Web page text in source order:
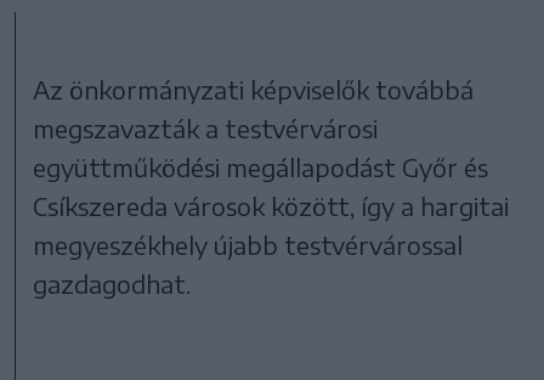
Az önkormányzati képviselők továbbá
megszavazták a testvérvárosi
együttműködési megállapodást Győr és
Csíkszereda városok között, így a hargitai
megyeszékhely újabb testvérvárossal
gazdagodhat.